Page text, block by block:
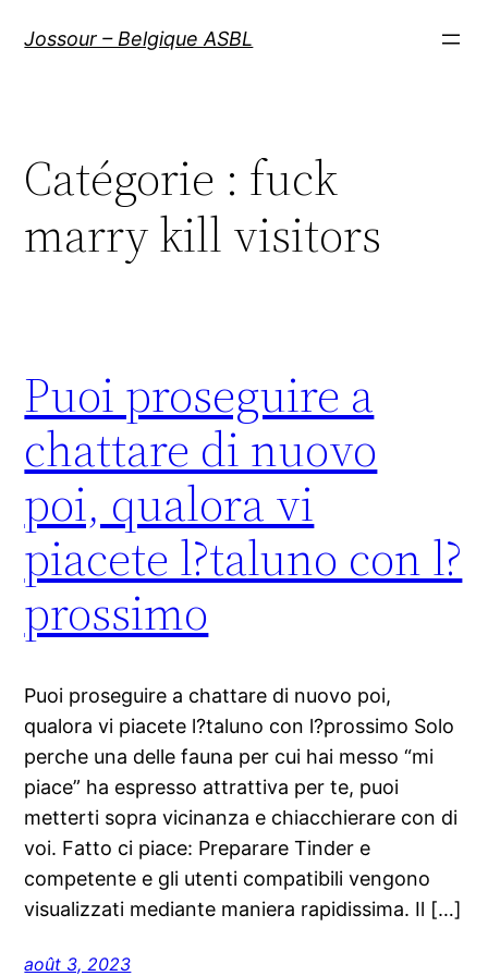
Jossour – Belgique ASBL
Catégorie : fuck
marry kill visitors
Puoi proseguire a
chattare di nuovo
poi, qualora vi
piacete l?taluno con l?
prossimo
Puoi proseguire a chattare di nuovo poi,
qualora vi piacete l?taluno con l?prossimo Solo
perche una delle fauna per cui hai messo “mi
piace” ha espresso attrattiva per te, puoi
metterti sopra vicinanza e chiacchierare con di
voi. Fatto ci piace: Preparare Tinder e
competente e gli utenti compatibili vengono
visualizzati mediante maniera rapidissima. Il […]
août 3, 2023